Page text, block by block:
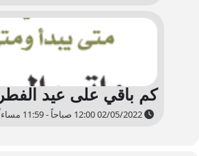
كم باقي على عيد الفطر 2022